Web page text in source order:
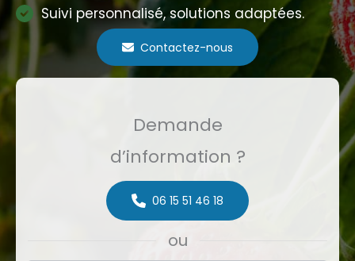
Suivi personnalisé, solutions adaptées.
Contactez-nous
Demande
d’information ?
06 15 51 46 18
ou